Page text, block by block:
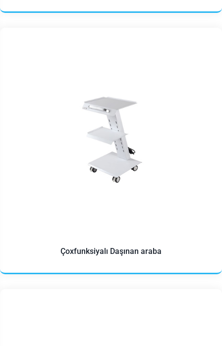
Çoxfunksiyalı Daşınan araba